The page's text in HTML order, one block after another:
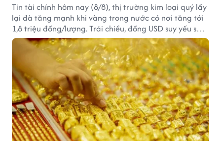
Tin tài chính hôm nay (8/8), thị trường kim loại quý lấy
lại đà tăng mạnh khi vàng trong nước có nơi tăng tới
1,8 triệu đồng/lượng. Trái chiều, đồng USD suy yếu sau
báo cáo việc làm Mỹ kém tích cực.